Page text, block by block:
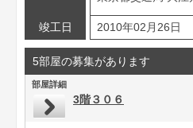
竣工日 2010年02月26日
5部屋の募集があります
部屋詳細
3階３０６